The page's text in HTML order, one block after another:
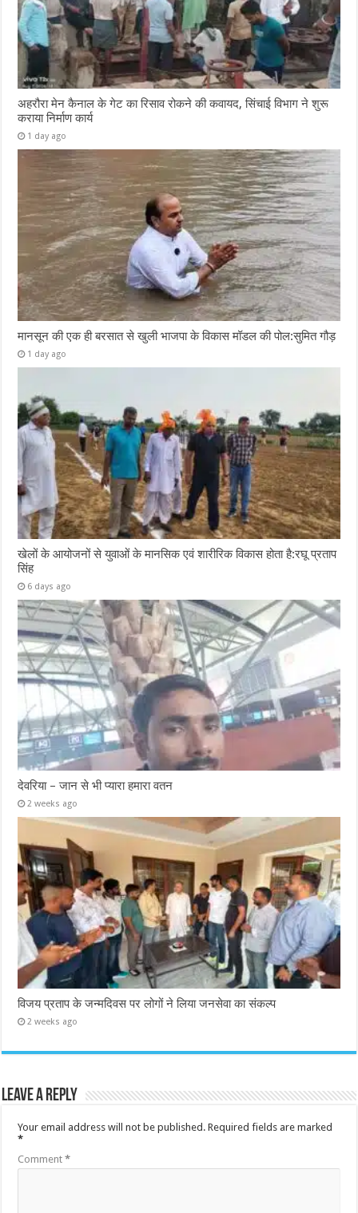
अहरौरा मेन कैनाल के गेट का रिसाव रोकने की कवायद, सिंचाई विभाग ने शुरू
कराया निर्माण कार्य
1 day ago
मानसून की एक ही बरसात से खुली भाजपा के विकास मॉडल की पोल:सुमित गौड़
1 day ago
खेलों के आयोजनों से युवाओं के मानसिक एवं शारीरिक विकास होता है:रघू प्रताप
सिंह
6 days ago
देवरिया – जान से भी प्यारा हमारा वतन
2 weeks ago
विजय प्रताप के जन्मदिवस पर लोगों ने लिया जनसेवा का संकल्प
2 weeks ago
Leave a Reply
Your email address will not be published. Required fields are marked
*
Comment*